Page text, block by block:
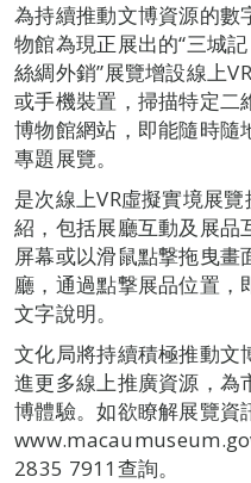
為持續推動文博資源的數
物館為現正展出的“三城
絲綢外銷”展覽增設線上
或手機裝置，掃描特定二
博物館網站，即能隨時隨
專題展覽。
是次線上VR虛擬實境展
紹，包括展廳互動及展品
屏幕或以滑鼠點撃拖曳
廳，通過點撃展品位置，
文字說明。
文化局將持續積極推動文
進更多線上推廣資源，為
博體驗。如欲瞭解展覽資
2835 7911查詢。